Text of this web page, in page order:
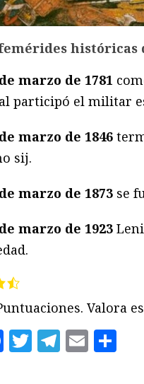
históricas
marzo de 1781
participó el militar
marzo de 1846
sij.
marzo de 1873 se
marzo de 1923
Valora
Facebook
TwitterEmail